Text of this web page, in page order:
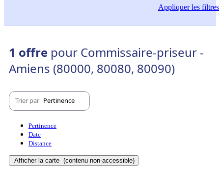
Appliquerles filtres
1 offre pour Commissaire-priseur -
Amiens (80000, 80080, 80090)
Trier par Pertinence
Pertinence
Date
Distance
Afficher la carte (contenu non-accessible)